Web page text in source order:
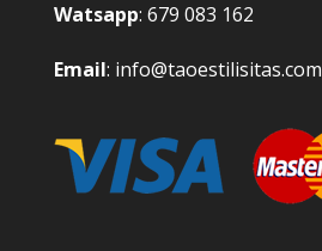
Watsapp: 679 083 162
Email: info@taoestilisitas.com